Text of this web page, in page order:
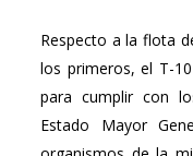
Respecto a la flota
los primeros, el T-
para cumplir con
Estado Mayor